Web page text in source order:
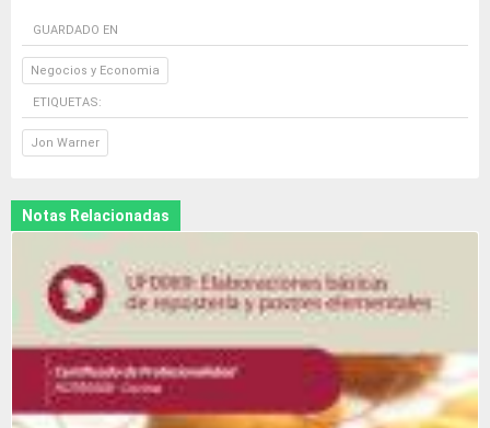
GUARDADO EN
Negocios y Economia
ETIQUETAS:
Jon Warner
Notas Relacionadas